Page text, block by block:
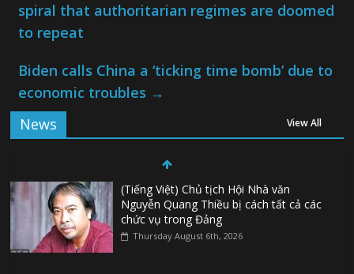
spiral that authoritarian regimes are doomed
to repeat
Biden calls China a ‘ticking time bomb’ due to
economic troubles →
News
View All
(Tiếng Việt) Chủ tịch Hội Nhà văn
Nguyễn Quang Thiều bị cách tất cả các
chức vụ trong Đảng
Thursday August 6th, 2026